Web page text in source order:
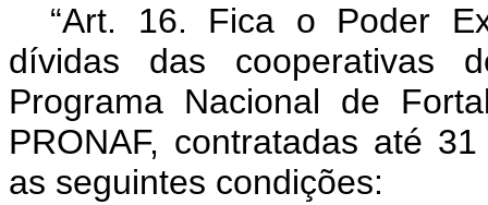
“Art. 16. Fica o Poder
dívidas das cooperativas
Programa Nacional de
PRONAF, contratadas até
as seguintes condições: